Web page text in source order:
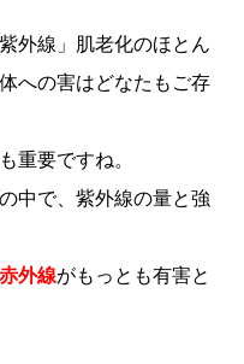
外線」肌老化のほとん
への害はどなたもご存
重要ですね。
中で、紫外線の量と強
外線がもっとも有害と